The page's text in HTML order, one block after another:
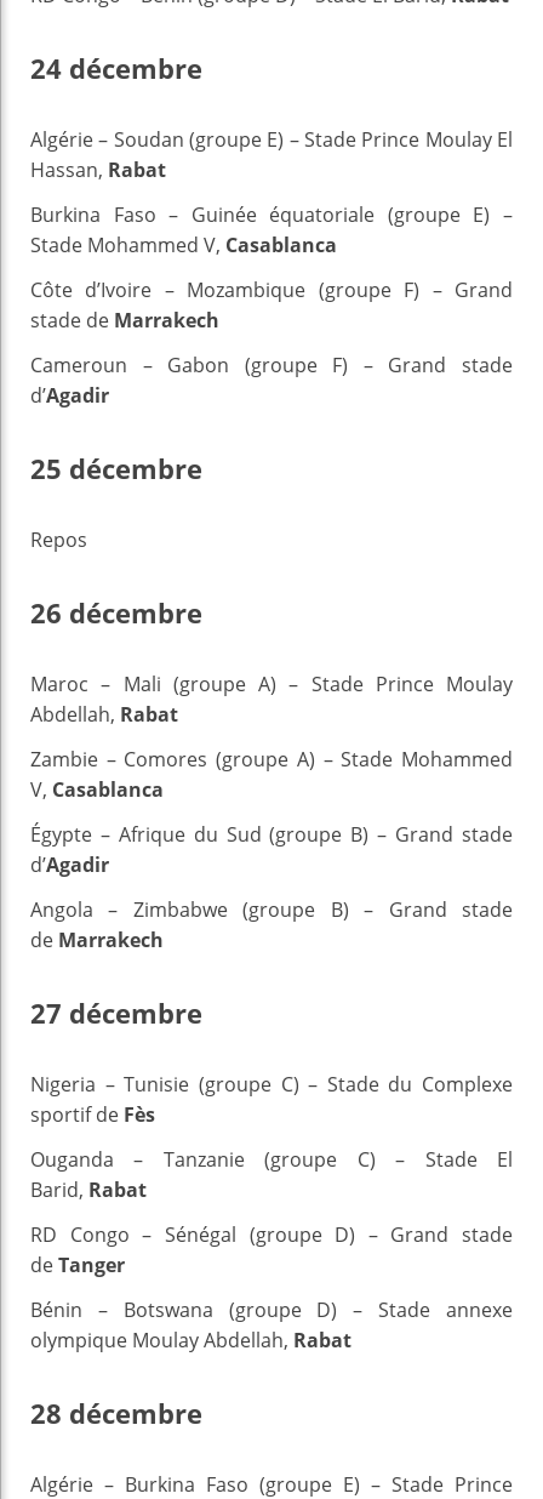
24 décembre
Algérie – Soudan (groupe E) – Stade Prince Moulay El
Hassan, Rabat
Burkina Faso – Guinée équatoriale (groupe E) –
Stade Mohammed V, Casablanca
Côte d’Ivoire – Mozambique (groupe F) – Grand
stade de Marrakech
Cameroun – Gabon (groupe F) – Grand stade
d’Agadir
25 décembre
Repos
26 décembre
Maroc – Mali (groupe A) – Stade Prince Moulay
Abdellah, Rabat
Zambie – Comores (groupe A) – Stade Mohammed
V, Casablanca
Égypte – Afrique du Sud (groupe B) – Grand stade
d’Agadir
Angola – Zimbabwe (groupe B) – Grand stade
de Marrakech
27 décembre
Nigeria – Tunisie (groupe C) – Stade du Complexe
sportif de Fès
Ouganda – Tanzanie (groupe C) – Stade El
Barid, Rabat
RD Congo – Sénégal (groupe D) – Grand stade
deTanger
Bénin – Botswana (groupe D) – Stade annexe
olympique Moulay Abdellah, Rabat
28 décembre
Algérie – Burkina Faso (groupe E) – Stade Prince